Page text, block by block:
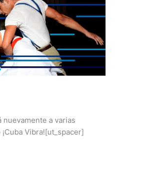
nuevamente a varias
Vibra![ut_spacer]